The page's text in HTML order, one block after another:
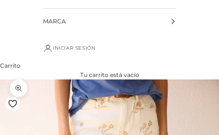
MARCA
INICIAR SESIÓN
Carrito
Tu carrito está vacío
Zoom na imagem